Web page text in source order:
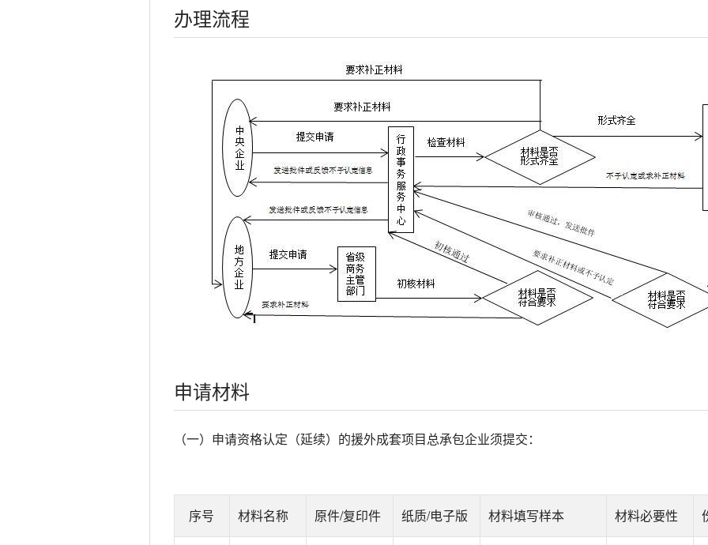
前一百强；
理体系要求》（GB/T19001-2016）和《工程建设施工企业质量管理规范》（GB/T50430-2017
《环境管理体系要求》（GB/T24001-2016）； （3）职业健康安全管理体系应符合《职业健康
（GB/T 45001-2020）。
8.具有良好的金融资信条件：
（1）所有者权益合计不低于1亿元人民币；
（2）年末现金及现金等价物余额不低于3亿元人民币。
9.具有良好的经营诚信表现：
（1）未列入有关国际组织和国务院主管部门制定的禁止性名单。
（2）未列入“失信联合惩戒对象名单”。
（二）援外物资项目总承包企业
1.系依照中国法律在中国境内设立的法人；
3.前三个会计年度未出现亏损；
4.前三年未受过刑事处罚、未因进行非法经营活动或违反有关援外管理规章受过行政处罚；
5.依法纳税和缴纳社会保险费；
（1）所有者权益合计不低于1亿元人民币；
（2）年末现金及现金等价物余额不低于5000万元人民币
办理流程
申请材料
（一）申请资格认定（延续）的援外成套项目总承包企业须提交：
序号 材料名称 原件/复印件 纸质/电子版 材料填写样本 材料必要性